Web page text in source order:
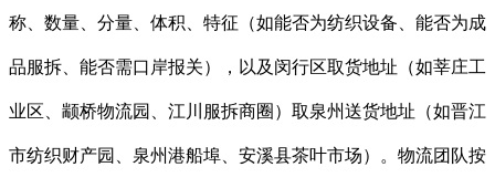
称、数量、分量、体积、特征（如能否为纺织设备、能否为成
品服拆、能否需口岸报关），以及闵行区取货地址（如莘庄工
业区、颛桥物流园、江川服拆商圈）取泉州送货地址（如晋江
市纺织财产园、泉州港船埠、安溪县茶叶市场）。物流团队按